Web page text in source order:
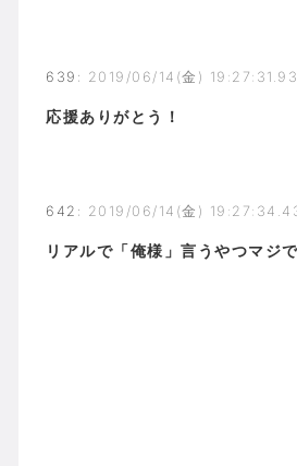
639 : 2019/06/14(金)
応援ありがとう！
642 : 2019/06/14(金)
リアルで「俺様」言うやつマジ